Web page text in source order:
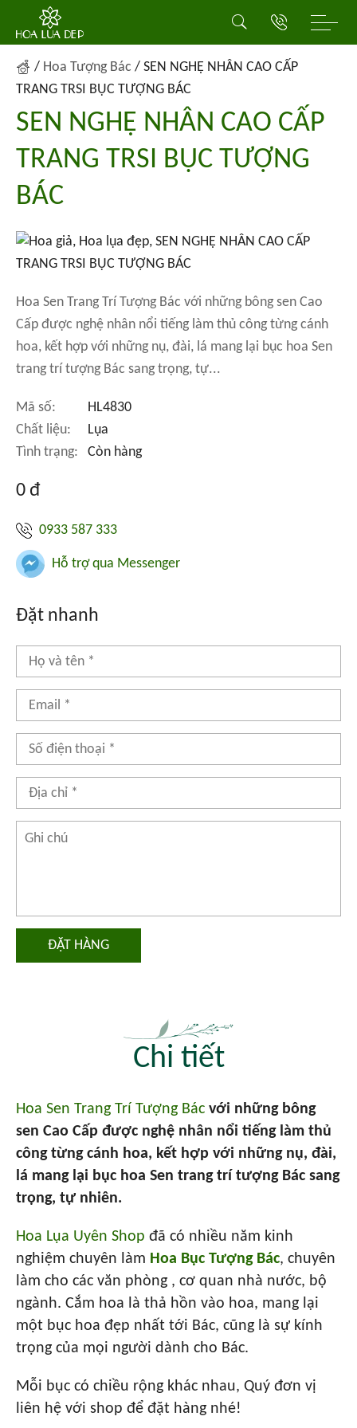
/ Hoa Tượng Bác / SEN NGHỆ NHÂN CAO CẤP
TRANG TRSI BỤC TƯỢNG BÁC
SEN NGHỆ NHÂN CAO CẤP
TRANG TRSI BỤC TƯỢNG
BÁC
Hoa Sen Trang Trí Tượng Bác với những bông sen Cao
Cấp được nghệ nhân nổi tiếng làm thủ công từng cánh
hoa, kết hợp với những nụ, đài, lá mang lại bục hoa Sen
trang trí tượng Bác sang trọng, tự...
Mã số:
HL4830
Chất liệu:
Lụa
Tình trạng:
Còn hàng
0 đ
0933 587 333
Hỗ trợ qua Messenger
Đặt nhanh
ĐẶT HÀNG
Chi tiết
Hoa Sen Trang Trí Tượng Bác với những bông
sen Cao Cấp được nghệ nhân nổi tiếng làm thủ
công từng cánh hoa, kết hợp với những nụ, đài,
lá mang lại bục hoa Sen trang trí tượng Bác sang
trọng, tự nhiên.
Hoa Lụa Uyên Shop đã có nhiều năm kinh
nghiệm chuyên làm Hoa Bục Tượng Bác, chuyên
làm cho các văn phòng , cơ quan nhà nước, bộ
ngành. Cắm hoa là thả hồn vào hoa, mang lại
một bục hoa đẹp nhất tới Bác, cũng là sự kính
trọng của mọi người dành cho Bác.
Mỗi bục có chiều rộng khác nhau, Quý đơn vị
liên hệ với shop để đặt hàng nhé!